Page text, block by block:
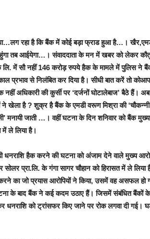
रहा है कि बैंक में कोई बड़ा फ्राड हुआ है…। खैर,
तब आईयेगा…। संवाददाता के मन में खबर को लेकर
में सौ नहीं 146 करोड़ रुपये हैक के मामले में पुलिस ने
प्रभाव से निलंबित कर दिया है। सीधी बात करें तो
अधिकारी की कुर्सी पर ‘दर्जनों घोटालेबाज’ बैठे हैं।
खेला है ? शुक्र है बैंक के एमडी वरूण मिश्रा की ‘चौकन्नी
मनायी जाती …।वहीं घटना के दिन शनिवार कोबैंक
में ले लिया है।
धनराशि हैक करने की घटना को अंजाम देने वाले मुख्य
प्रा.लि. के गंगा सागर चौहान को हिरासत में ले लिया
का जो प्रयास आरोपियों ने किया, उसमें वह असफल हो
के बाद बैंक ने कई कदम उठाए हैं। जिसमें संबंधित बैंकों
धनराशि को ट्रांसफर किए जाने पर रोक लगवा दी गई।